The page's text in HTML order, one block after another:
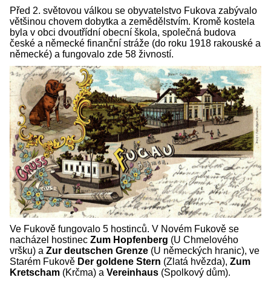
Před 2. světovou válkou se obyvatelstvo Fukova zabývalo
většinou chovem dobytka a zemědělstvím. Kromě kostela
byla v obci dvoutřídní obecní škola, společná budova
české a německé finanční stráže (do roku 1918 rakouské a
německé) a fungovalo zde 58 živností.
Ve Fukově fungovalo 5 hostinců. V Novém Fukově se
nacházel hostinec Zum Hopfenberg (U Chmelového
vršku) a Zur deutschen Grenze (U německých hranic), ve
Starém Fukově Der goldene Stern (Zlatá hvězda), Zum
Kretscham (Krčma) a Vereinhaus (Spolkový dům).